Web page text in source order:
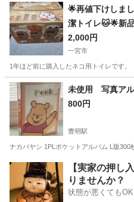
︎🌟再値下けしま
潔トイレ🐱︎🌟新
2,000円
一宮市
1年ほど前に購入したネコ用トイレです
愛知 一宮市 その他 トイレ
未使用 写真ア
800円
豊明駅
ナカバヤシ 1PLポケットアルバム L版
愛知 豊明市 豊明駅 アルバ
【実家の押し
りませんか？
状態が悪くても